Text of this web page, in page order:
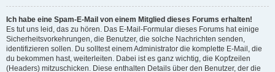
Ich habe eine Spam-E-Mail von einem Mitglied dieses Forums erhalten!
Es tut uns leid, das zu hören. Das E-Mail-Formular dieses Forums hat einige
Sicherheitsvorkehrungen, die Benutzer, die solche Nachrichten senden,
identifizieren sollen. Du solltest einem Administrator die komplette E-Mail, die
du bekommen hast, weiterleiten. Dabei ist es ganz wichtig, die Kopfzeilen
(Headers) mitzuschicken. Diese enthalten Details über den Benutzer, der die